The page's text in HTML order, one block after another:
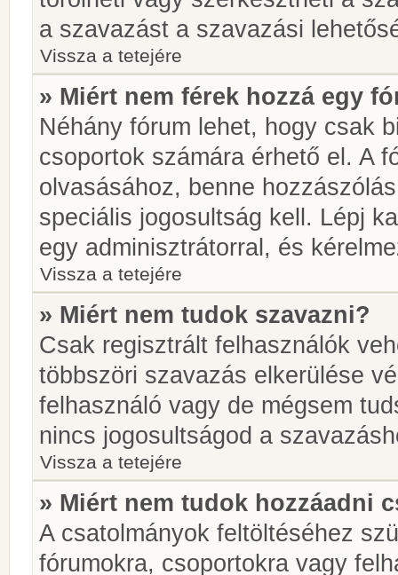
a szavazást a szavazási
Vissza a tetejére
» Miért nem férek hozzá egy
Néhány fórum lehet, hogy csak
csoportok számára érhető el. A
olvasásához, benne
speciális jogosultság kell. Lépj
egy adminisztrátorral, és
Vissza a tetejére
» Miért nem tudok szavazni?
Csak regisztrált felhasználók
többszöri szavazás elkerülése
felhasználó vagy de mégsem
nincs jogosultságod a
Vissza a tetejére
» Miért nem tudok hozzáadni
A csatolmányok feltöltéséhez
fórumokra, csoportokra vagy